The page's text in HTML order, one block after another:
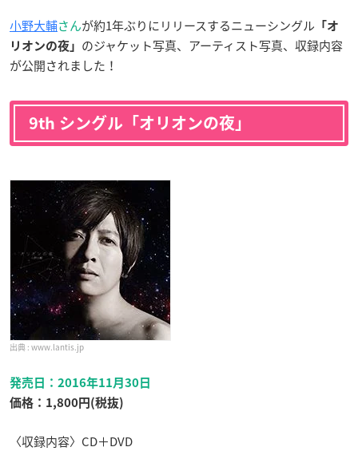
小野大輔さんが約1年ぶりにリリースするニューシングル 「オ
リオンの夜」 のジャケット写真、アーティスト写真、収録内容
が公開されました！
9th シングル「オリオンの夜」
www.lantis.jp
発売日：2016年11月30日
価格：1,800円(税抜)
〈収録内容〉CD＋DVD